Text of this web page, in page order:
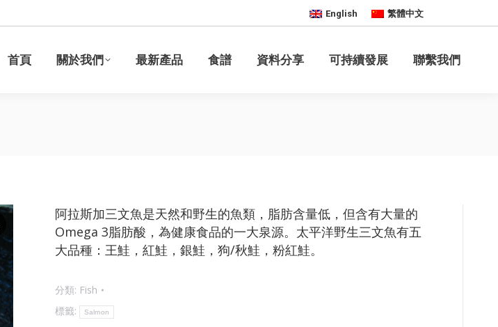
English 繁體中文
首頁 關於我們 最新產品 食譜 資料分享 可持續發展 聯繫我們
阿拉斯加三文魚是天然和野生的魚類，脂肪含量低，但含有大量的
Omega 3脂肪酸，為健康食品的一大泉源。太平洋野生三文魚有五
大品種：王鮭，紅鮭，銀鮭，狗/秋鮭，粉紅鮭。
分類: Fish
標籤:
Salmon
食譜 資料分享 可持續發展 聯繫我們